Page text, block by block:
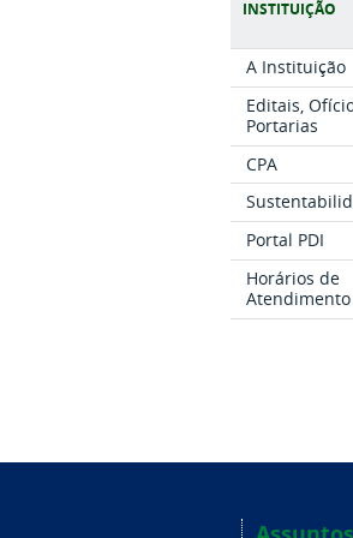
INSTITUIÇÃO
A Instituição
Editais,
Portarias
CPA
Portal PDI
Horários de
Atendimento